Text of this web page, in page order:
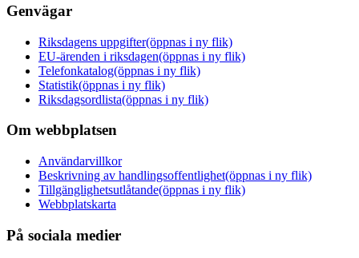
Genvägar
Riksdagens uppgifter(öppnas i ny flik)
EU-ärenden i riksdagen(öppnas i ny flik)
Telefonkatalog(öppnas i ny flik)
Statistik(öppnas i ny flik)
Riksdagsordlista(öppnas i ny flik)
Om webbplatsen
Användarvillkor
Beskrivning av handlingsoffentlighet(öppnas i ny flik)
Tillgänglighetsutlåtande(öppnas i ny flik)
Webbplatskarta
På sociala medier